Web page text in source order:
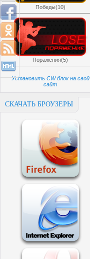
Победы(10)
Поражения(5)
Установить CW блок на свой
сайт
СКАЧАТЬ БРОУЗЕРЫ